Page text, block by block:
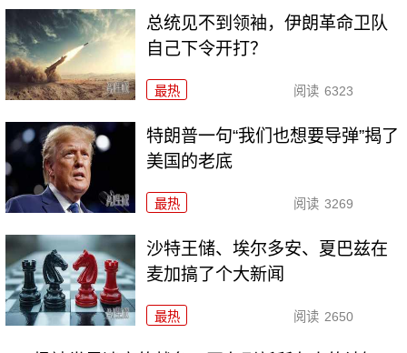
总统见不到领袖，伊朗革命卫队
自己下令开打？
最热 阅读 6323
特朗普一句“我们也想要导弹”揭了
美国的老底
最热 阅读 3269
沙特王储、埃尔多安、夏巴兹在
麦加搞了个大新闻
最热 阅读 2650